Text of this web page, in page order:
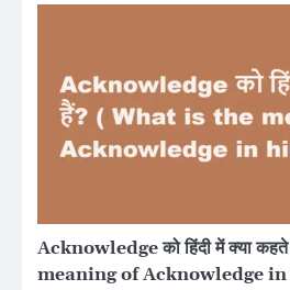
Acknowledge को हिंदी में क्या
meaning of Acknowledge